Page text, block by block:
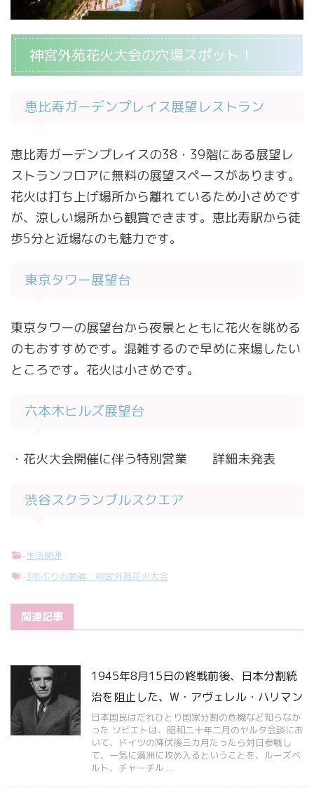
神宮外苑花火大会の穴場スポット！
恵比寿ガーデンプレイス展望レストラン
恵比寿ガーデンプレイスの38・39階にある展望レ
ストランフロアに無料の展望スペースがあります。
花火は打ち上げ場所から離れているため小さめです
が、涼しい場所から観賞できます。恵比寿駅から徒
歩5分と近場なのも魅力です。
東京タワー展望台
東京タワーの展望台から夜景とともに花火を眺める
のもおすすめです。混雑するので早めに来場したい
ところです。花火は小さめです。
六本木ヒルズ展望台
・花火大会開催に伴う特別営業 詳細未発表
渋谷スクランブルスクエア
-生活関連
-3年ぶりの開催 神宮外苑花火大会
関連記事
1945年8月15日の終戦前後、日本分割統
治を阻止した、W・アヴェレル・ハリマン
日本国民はだれひとり国家分割の危機など知らなか
った ソビエトは、昭和二十年二月のヤルタ会談にお
いて、ドイツの降伏後三カ月たったら対日参戦し
て、一気に満洲に攻め入るということを、ルーズベ
ルト、チャーチル ...